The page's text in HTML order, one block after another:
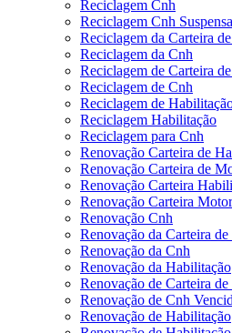
Reciclagem Cnh
Reciclagem Cnh Suspensa
Reciclagem da Carteira
Reciclagem da Cnh
Reciclagem de Carteira
Reciclagem de Cnh
Reciclagem de
Reciclagem Habilitação
Reciclagem para Cnh
Renovação Carteira de
Renovação Carteira de
Renovação Carteira
Renovação Carteira
Renovação Cnh
Renovação da Carteira
Renovação da Cnh
Renovação da Habilitação
Renovação de Carteira
Renovação de Cnh
Renovação de Habilitação